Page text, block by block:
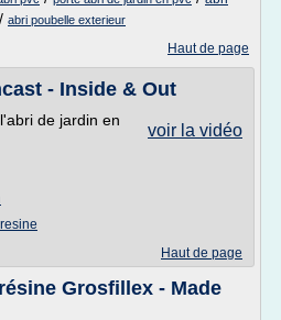
/ abri poubelle exterieur
Haut de page
- Inside & Out
voir la vidéo
de jardin en
Haut de page
Grosfillex - Made